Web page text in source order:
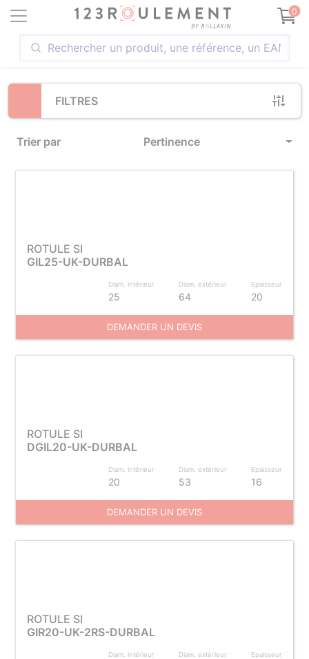
0
FILTRES
Trier par Pertinence
Loading...
ROTULE SI
GIL25-UK-DURBAL
Diam. intérieur
25
Diam. extérieur
64
Epaisseur
20
DEMANDER UN DEVIS
ROTULE SI
DGIL20-UK-DURBAL
Diam. intérieur
20
Diam. extérieur
53
Epaisseur
16
DEMANDER UN DEVIS
ROTULE SI
GIR20-UK-2RS-DURBAL
Diam. intérieur Diam. extérieur Epaisseur